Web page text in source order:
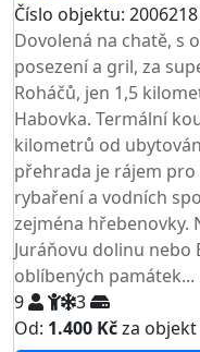
Číslo objektu: 2006218
Dovolená na chatě, s
posezení a gril, za
Roháčů, jen 1,5
Habovka. Termální
kilometrů od
přehrada je rájem
rybaření a vodních
zejména hřebenovky.
Juráňovu dolinu nebo
oblíbených památek...
9
3
Od: 1.400 Kčza objekt